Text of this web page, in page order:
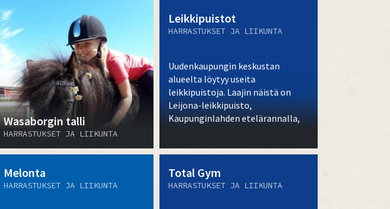
Wasaborgin talli
HARRASTUKSET JA LIIKUNTA
Leikkipuistot
HARRASTUKSET JA LIIKUNTA
Uudenkaupungin keskustan
alueelta löytyy useita
leikkipuistoja. Laajin näistä on
Leijona-leikkipuisto,
Kaupunginlahden etelärannalla,
Melonta
HARRASTUKSET JA LIIKUNTA
Total Gym
HARRASTUKSET JA LIIKUNTA